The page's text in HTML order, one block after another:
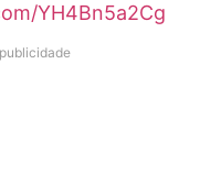
YH4Bn5a2Cg